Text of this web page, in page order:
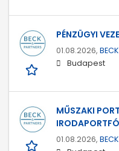
PÉNZÜGYI
01.08.2026,
Budapest
MŰSZAKI
01.08.2026,